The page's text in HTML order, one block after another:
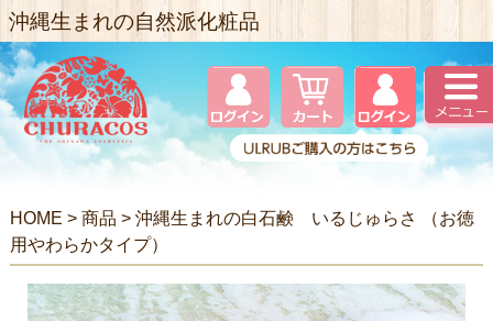
沖縄生まれの自然派化粧品
HOME > 商品 > 沖縄生まれの白石鹸 いるじゅらさ （お徳
用やわらかタイプ）